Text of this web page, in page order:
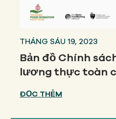
THÁNG SÁU 19, 2023
Bản đồ Chính
lương thực toàn
ĐỌC THÊM